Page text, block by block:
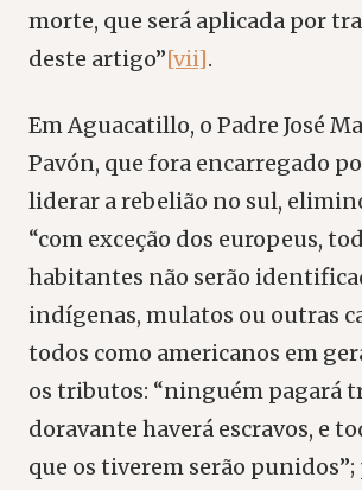
morte, que será aplicada por
deste artigo”[vii].
Em Aguacatillo, o Padre José
Pavón, que fora encarregado
liderar a rebelião no sul,
“com exceção dos europeus,
habitantes não serão
indígenas, mulatos ou outras
todos como americanos em
os tributos: “ninguém pagará
doravante haverá escravos, e
que os tiverem serão punidos”;